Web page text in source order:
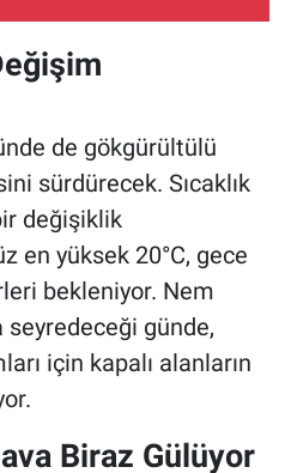
de gökgürültülü
sürdürecek. Sıcaklık
değişiklik
en yüksek 20°C, gece
bekleniyor. Nem
seyredeceği günde,
için kapalı alanların
Biraz Gülüyor